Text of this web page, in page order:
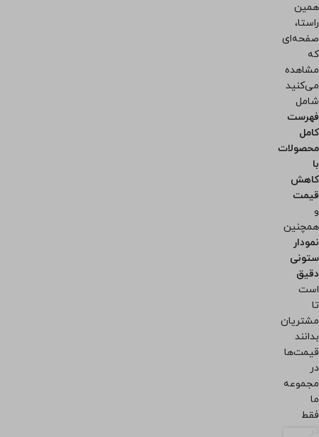
همین
راستا،
صفحه‌ای
که
مشاهده
می‌کنید
شامل
فهرست
کامل
محصولات
با
کاهش
قیمت
و
همچنین
نمودار
ستونی
دقیق
است
تا
مشتریان
بدانند
قیمت‌ها
در
مجموعه
ما
فقط